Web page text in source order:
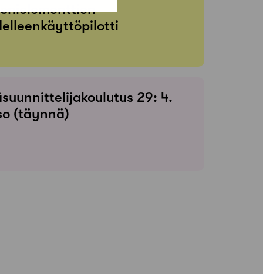
29: 4.
(täynnä)